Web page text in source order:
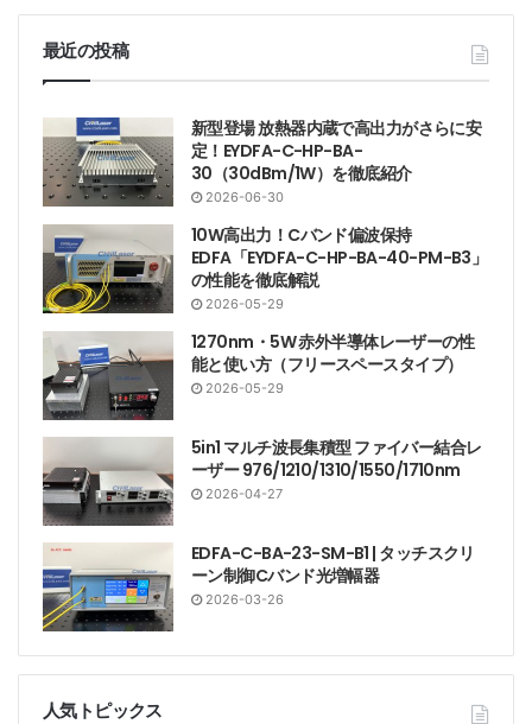
最近の投稿
新型登場 放熱器内蔵で高出力がさらに安
定！EYDFA-C-HP-BA-
30（30dBm/1W）を徹底紹介
2026-06-30
10W高出力！Cバンド偏波保持
EDFA「EYDFA-C-HP-BA-40-PM-B3」
の性能を徹底解説
2026-05-29
1270nm・5W 赤外半導体レーザーの性
能と使い方（フリースペースタイプ）
2026-05-29
5in1 マルチ波長集積型 ファイバー結合レ
ーザー 976/1210/1310/1550/1710nm
2026-04-27
EDFA-C-BA-23-SM-B1 | タッチスクリ
ーン制御Cバンド光増幅器
2026-03-26
人気トピックス